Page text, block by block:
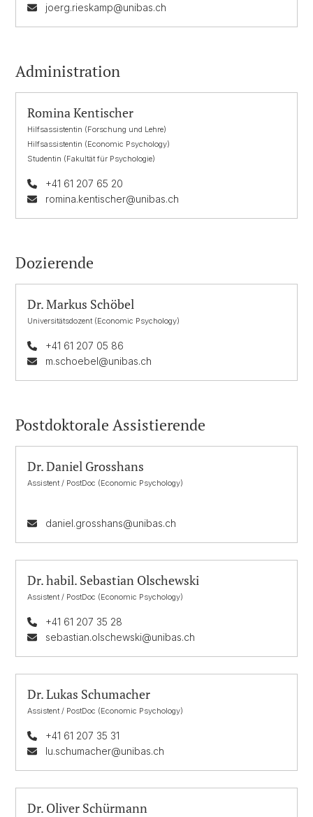
joerg.rieskamp@unibas.ch
Administration
Romina Kentischer
Hilfsassistentin (Forschung und Lehre)
Hilfsassistentin (Economic Psychology)
Studentin (Fakultät für Psychologie)
+41 61 207 65 20
romina.kentischer@unibas.ch
Dozierende
Dr. Markus Schöbel
Universitätsdozent (Economic Psychology)
+41 61 207 05 86
m.schoebel@unibas.ch
Postdoktorale Assistierende
Dr. Daniel Grosshans
Assistent / PostDoc (Economic Psychology)
daniel.grosshans@unibas.ch
Dr. habil. Sebastian Olschewski
Assistent / PostDoc (Economic Psychology)
+41 61 207 35 28
sebastian.olschewski@unibas.ch
Dr. Lukas Schumacher
Assistent / PostDoc (Economic Psychology)
+41 61 207 35 31
lu.schumacher@unibas.ch
Dr. Oliver Schürmann